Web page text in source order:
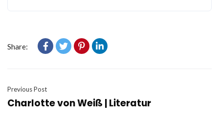
Share:
Previous Post
Charlotte von Weiß | Literatur